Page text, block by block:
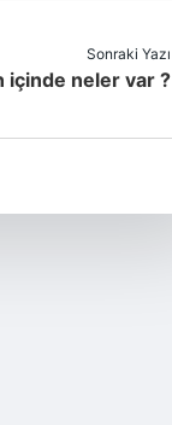
Sonraki Yazı
içinde neler var ?